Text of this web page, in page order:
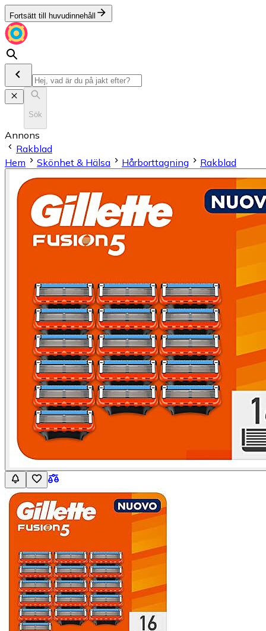
Fortsätt till huvudinnehåll
Sök
Annons
Rakblad
Hem
Skönhet & Hälsa Hårborttagning Rakblad